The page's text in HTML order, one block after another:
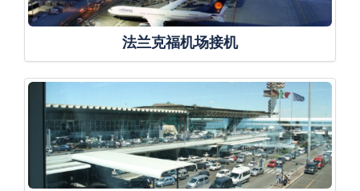
法兰克福机场接机